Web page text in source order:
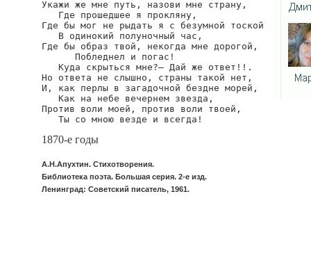
Укажи же мне путь, назови мне страну,
   Где прошедшее я прокляну,
Где бы мог не рыдать я с безумной тоской
   В одинокий полуночный час,
Где бы образ твой, некогда мне дорогой,
      Побледнел и погас!
   Куда скрыться мне?— Дай же ответ!!.
Но ответа не слышно, страны такой нет,
И, как перлы в загадочной бездне морей,
   Как на небе вечернем звезда,
Против воли моей, против воли твоей,
   Ты со мною везде и всегда!
1870-е годы
А.Н.Апухтин. Стихотворения.
Библиотека поэта. Большая серия. 2-е изд.
Ленинград: Советский писатель, 1961.